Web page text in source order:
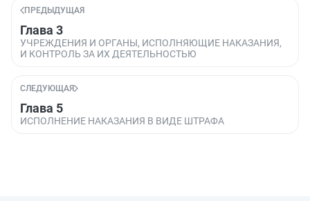
ПРЕДЫДУЩАЯ
Глава 3
УЧРЕЖДЕНИЯ И ОРГАНЫ, ИСПОЛНЯЮЩИЕ НАКАЗАНИЯ,
И КОНТРОЛЬ ЗА ИХ ДЕЯТЕЛЬНОСТЬЮ
СЛЕДУЮЩАЯ
Глава 5
ИСПОЛНЕНИЕ НАКАЗАНИЯ В ВИДЕ ШТРАФА